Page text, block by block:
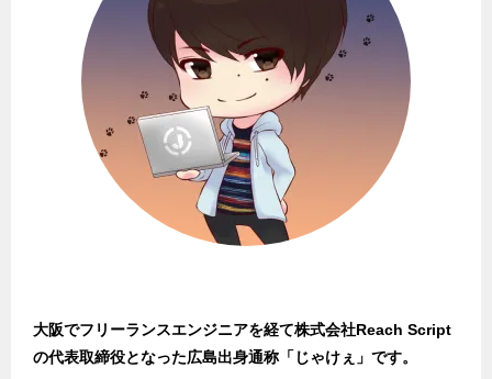
大阪でフリーランスエンジニアを経て株式会社Reach Script
の代表取締役となった広島出身通称「じゃけぇ」です。